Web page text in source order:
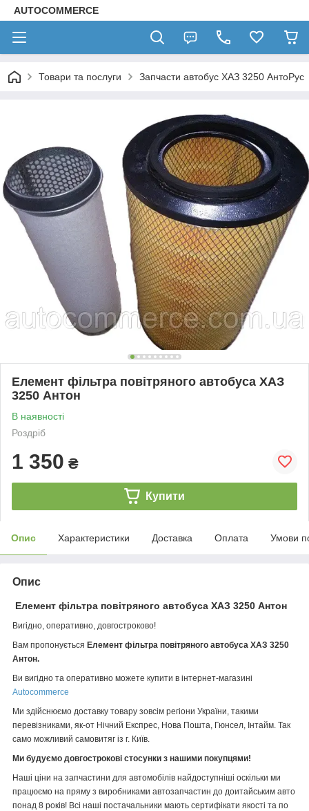
AUTOCOMMERCE
Товари та послуги Запчасти автобус ХАЗ 3250 АнтоРус
Елемент фільтра повітряного автобуса ХАЗ
3250 Антон
В наявності
Роздріб
1 350 ₴
Купити
Опис Характеристики Доставка Оплата Умови
Опис
Елемент фільтра повітряного автобуса ХАЗ 3250 Антон
Вигідно, оперативно, довгостроково!
Вам пропонується Елемент фільтра повітряного автобуса ХАЗ 3250
Антон.
Ви вигідно та оперативно можете купити в інтернет-магазині
Autocommerce
Ми здійснюємо доставку товару зовсім регіони України, такими
перевізниками, як-от Нічний Експрес, Нова Пошта, Гюнсел, Інтайм. Так
само можливий самовитяг із г. Київ.
Ми будуємо довгострокові стосунки з нашими покупцями!
Наші ціни на запчастини для автомобілів найдоступніші оскільки ми
працюємо на пряму з виробниками автозапчастин до доитайським авто
понад 8 років! Всі наші постачальники мають сертифікати якості та по